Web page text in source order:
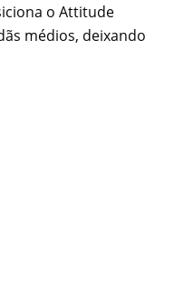
o Attitude
médios, deixando